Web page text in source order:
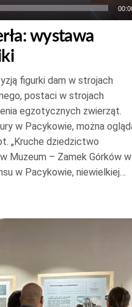
wystawa
figurki dam w strojach
postaci w strojach
egzotycznych zwierząt.
w Pacykowie, można
„Kruche dziedzictwo
Muzeum – Zamek Górków w
w Pacykowie, niewielkiej…